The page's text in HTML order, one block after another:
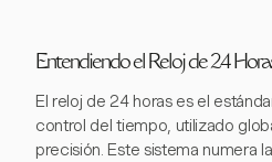
Entendiendo el Reloj de 24
El reloj de 24 horas es el
control del tiempo, utilizado
precisión. Este sistema numera